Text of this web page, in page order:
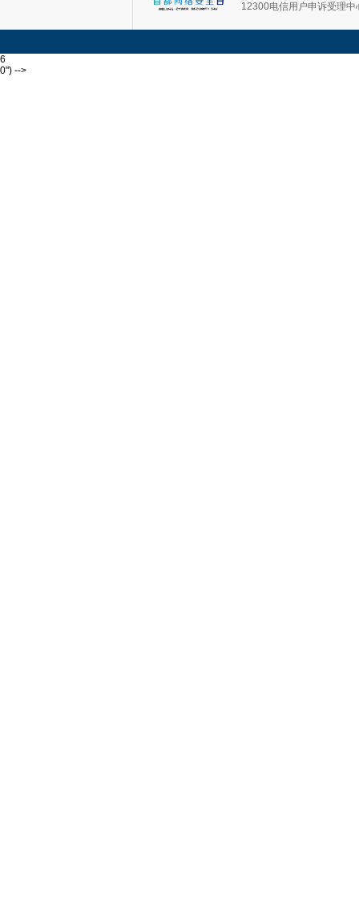
12300电信用户申诉受理中
6
0") -->